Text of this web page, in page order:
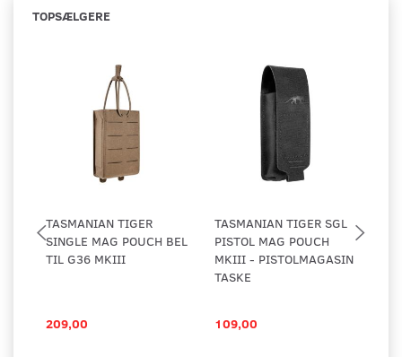
TOPSÆLGERE
TASMANIAN TIGER
SINGLE MAG POUCH BEL
TIL G36 MKIII
209,00
TASMANIAN TIGER SGL
PISTOL MAG POUCH
MKIII - PISTOLMAGASIN
TASKE
109,00